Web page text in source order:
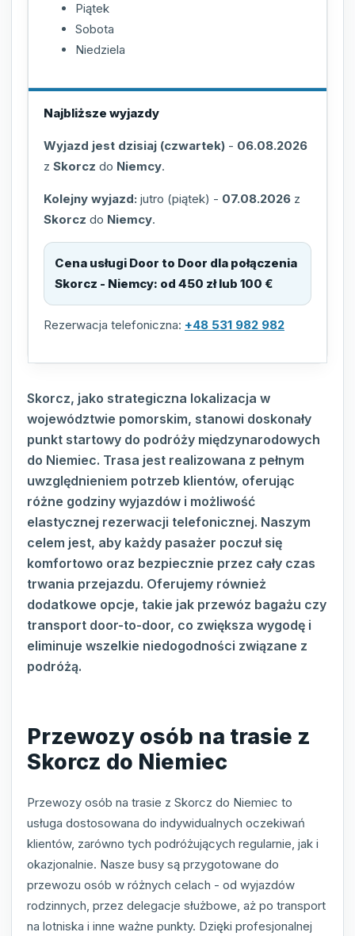
Piątek
Sobota
Niedziela
Najbliższe wyjazdy
Wyjazd jest dzisiaj (czwartek) - 06.08.2026
z Skorcz do Niemcy.
Kolejny wyjazd: jutro (piątek) - 07.08.2026 z
Skorcz do Niemcy.
Cena usługi Door to Door dla połączenia
Skorcz - Niemcy: od 450 zł lub 100 €
Rezerwacja telefoniczna: +48 531 982 982
Skorcz, jako strategiczna lokalizacja w
województwie pomorskim, stanowi doskonały
punkt startowy do podróży międzynarodowych
do Niemiec. Trasa jest realizowana z pełnym
uwzględnieniem potrzeb klientów, oferując
różne godziny wyjazdów i możliwość
elastycznej rezerwacji telefonicznej. Naszym
celem jest, aby każdy pasażer poczuł się
komfortowo oraz bezpiecznie przez cały czas
trwania przejazdu. Oferujemy również
dodatkowe opcje, takie jak przewóz bagażu czy
transport door-to-door, co zwiększa wygodę i
eliminuje wszelkie niedogodności związane z
podróżą.
Przewozy osób na trasie z
Skorcz do Niemiec
Przewozy osób na trasie z Skorcz do Niemiec to
usługa dostosowana do indywidualnych oczekiwań
klientów, zarówno tych podróżujących regularnie, jak i
okazjonalnie. Nasze busy są przygotowane do
przewozu osób w różnych celach - od wyjazdów
rodzinnych, przez delegacje służbowe, aż po transport
na lotniska i inne ważne punkty. Dzięki profesjonalnej